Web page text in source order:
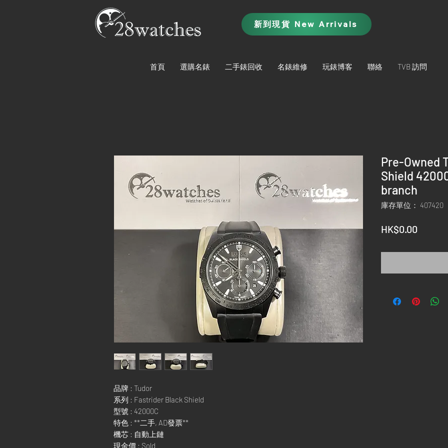
新到現貨 New Arrivals
首頁 選購名錶 二手錶回收 名錶維修 玩錶博客 聯絡 TVB 訪問
品牌 : Tudor
系列 : Fastrider Black Shield
型號 : 42000C
特色 : **二手, AD發票**
機芯 : 自動上鏈
現金價 : Sold
Pre-Owned
Shield
branch
庫存單位： 407420
HK$0.00